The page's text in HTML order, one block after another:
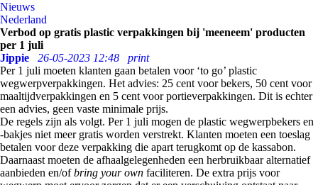
Nieuws
Nederland
Verbod op gratis plastic verpakkingen bij 'meeneem' producten
per 1 juli
Jippie
26-05-2023 12:48
print
Per 1 juli moeten klanten gaan betalen voor ‘to go’ plastic
wegwerpverpakkingen. Het advies: 25 cent voor bekers, 50 cent voor
maaltijdverpakkingen en 5 cent voor portieverpakkingen. Dit is echter
een advies, geen vaste minimale prijs.
De regels zijn als volgt. Per 1 juli mogen de plastic wegwerpbekers en
-bakjes niet meer gratis worden verstrekt. Klanten moeten een toeslag
betalen voor deze verpakking die apart terugkomt op de kassabon.
Daarnaast moeten de afhaalgelegenheden een herbruikbaar alternatief
aanbieden en/ofbring your own faciliteren. De extra prijs voor